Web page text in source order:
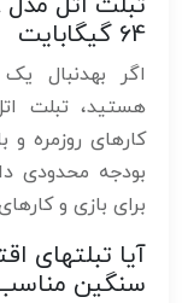
64 گیگابایت
اگر بهدنبال
کارهای روزمره و
بودجه محدودی
برای بازی و
آیا تبلتهای
سنگین